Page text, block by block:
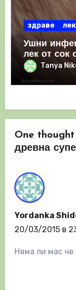
здраве лек
Ушни
лек от сок
Tanya
One
древна
Yordanka
20/03/2015 в
Няма ли мас